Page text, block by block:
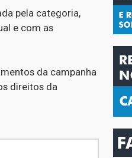
pela categoria,
e com as
da campanha
direitos da